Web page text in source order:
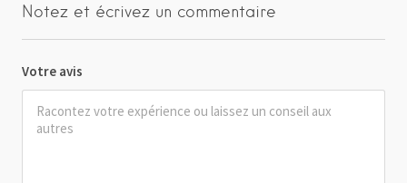
Notez et écrivez un commentaire
Votre avis